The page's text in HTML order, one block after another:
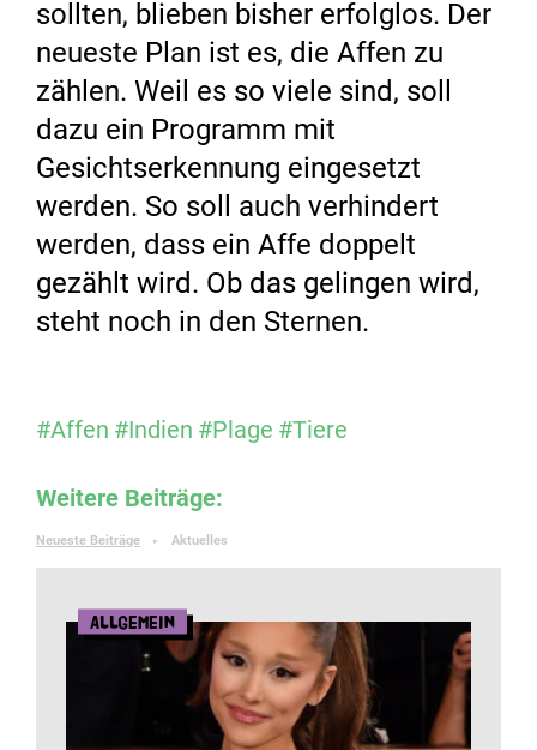
sollten, blieben bisher erfolglos. Der
neueste Plan ist es, die Affen zu
zählen. Weil es so viele sind, soll
dazu ein Programm mit
Gesichtserkennung eingesetzt
werden. So soll auch verhindert
werden, dass ein Affe doppelt
gezählt wird. Ob das gelingen wird,
steht noch in den Sternen.
#Affen #Indien #Plage #Tiere
Weitere Beiträge:
Neueste Beiträge ► Aktuelles
Allgemein